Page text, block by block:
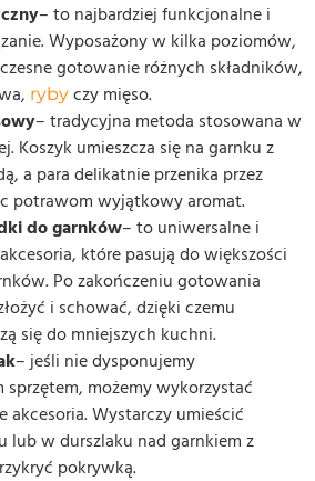
– to najbardziej funkcjonalne i
Wyposażony w kilka poziomów,
gotowanie różnych składników,
ryby czy mięso.
– tradycyjna metoda stosowana w
Koszyk umieszcza się na garnku z
a para delikatnie przenika przez
potrawom wyjątkowy aromat.
do garnków– to uniwersalne i
które pasują do większości
Po zakończeniu gotowania
i schować, dzięki czemu
się do mniejszych kuchni.
– jeśli nie dysponujemy
sprzętem, możemy wykorzystać
akcesoria. Wystarczy umieścić
lub w durszlaku nad garnkiem z
pokrywką.